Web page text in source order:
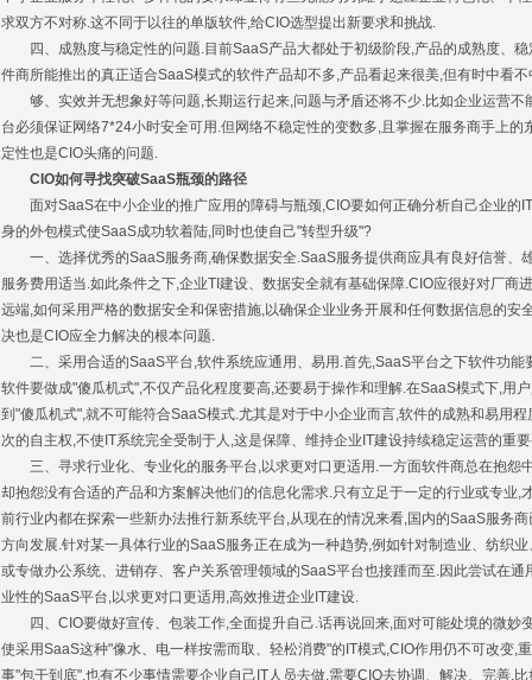
求双方不对称.这不同于以往的单版软件,给CIO选型提出新要求和挑战.
四、成熟度与稳定性的问题.目前SaaS产品大都处于初级阶段,产品的成熟度、稳
件商所能推出的真正适合SaaS模式的软件产品却不多,产品看起来很美,但有时中看
够、实效并无想象好等问题,长期运行起来,问题与矛盾还将不少.比如企业运营不
台必须保证网络7*24小时安全可用.但网络不稳定性的变数多,且掌握在服务商手上
定性也是CIO头痛的问题.
CIO如何寻找突破SaaS瓶颈的路径
面对SaaS在中小企业的推广应用的障碍与瓶颈,CIO要如何正确分析自己企业的
身的外包模式使SaaS成功软着陆,同时也使自己"转型升级"?
一、选择优秀的SaaS服务商,确保数据安全.SaaS服务提供商应具有良好信誉、
服务费用适当.如此条件之下,企业TI建设、数据安全就有基础保障.CIO应很好对厂商
远端,如何采用严格的数据安全和保密措施,以确保企业业务开展和任何数据信息的安
决也是CIO应全力解决的根本问题.
二、采用合适的SaaS平台,软件系统应通用、易用.首先,SaaS平台之下软件功能
软件要做成"傻瓜机式",不仅产品化程度要高,还要易于操作和理解.在SaaS模式下,用
到"傻瓜机式",就不可能符合SaaS模式.尤其是对于中小企业而言,软件的成熟和易用
次的自主权,不使IT系统完全受制于人,这是保障、维持企业IT建设持续稳定运营的重
三、寻求行业化、专业化的服务平台,以求更对口更适用.一方面软件商总在抱怨
却抱怨没有合适的产品和方案解决他们的信息化需求.只有立足于一定的行业或专业,
前行业内都在探索一些新办法推行新系统平台,从现在的情况来看,国内的SaaS服务
方向发展.针对某一具体行业的SaaS服务正在成为一种趋势,例如针对制造业、纺织
或专做办公系统、进销存、客户关系管理领域的SaaS平台也接踵而至.因此尝试在
业性的SaaS平台,以求更对口更适用,高效推进企业IT建设.
四、CIO要做好宣传、包装工作,全面提升自己.话再说回来,面对可能处境的微妙
使采用SaaS这种"像水、电一样按需而取、轻松消费"的IT模式,CIO作用仍不可改变,
事"包干到底",也有不少事情需要企业自己IT人员去做,需要CIO去协调、解决、完善,